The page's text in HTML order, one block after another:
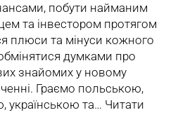
побути найманим
та інвестором протягом
плюси та мінуси кожного
думками про
знайомих у новому
Граємо польською,
українською та… Читати